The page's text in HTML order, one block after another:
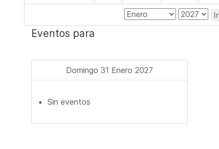
Eventos para
Domingo 31 Enero 2027
Sin eventos